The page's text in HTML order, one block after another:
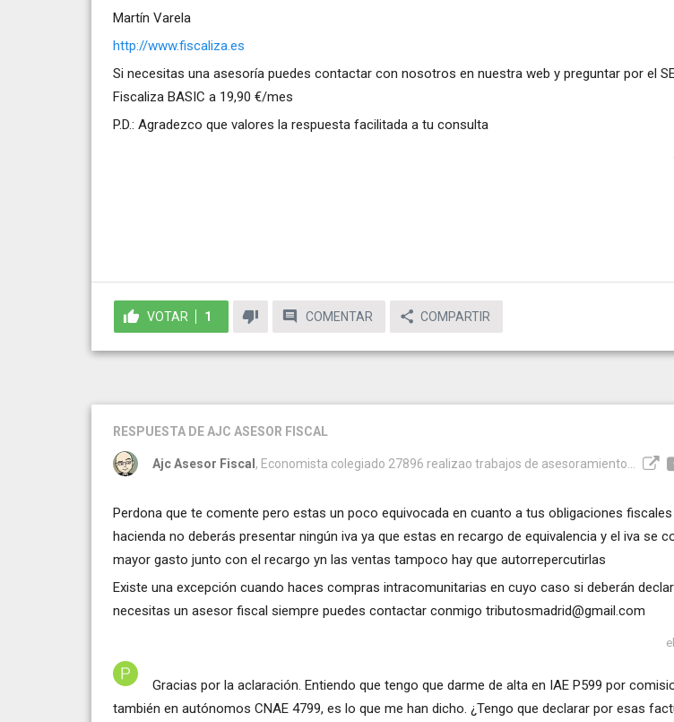
Martín Varela
http://www.fiscaliza.es
Si necesitas una asesoría puedes contactar con nosotros en nuestra web y preguntar por el
Fiscaliza BASIC a 19,90 €/mes
P.D.: Agradezco que valores la respuesta facilitada a tu consulta
VOTAR 1 COMENTAR COMPARTIR
RESPUESTA DE AJC ASESOR FISCAL
Ajc Asesor Fiscal , Economista colegiado 27896 realizao trabajos de asesoramiento...
Perdona que te comente pero estas un poco equivocada en cuanto a tus obligaciones fiscales
hacienda no deberás presentar ningún iva ya que estas en recargo de equivalencia y el iva se
mayor gasto junto con el recargo yn las ventas tampoco hay que autorrepercutirlas
Existe una excepción cuando haces compras intracomunitarias en cuyo caso si deberán
necesitas un asesor fiscal siempre puedes contactar conmigo tributosmadrid@gmail.com
Gracias por la aclaración. Entiendo que tengo que darme de alta en IAE P599 por
también en autónomos CNAE 4799, es lo que me han dicho. ¿Tengo que declarar por esas